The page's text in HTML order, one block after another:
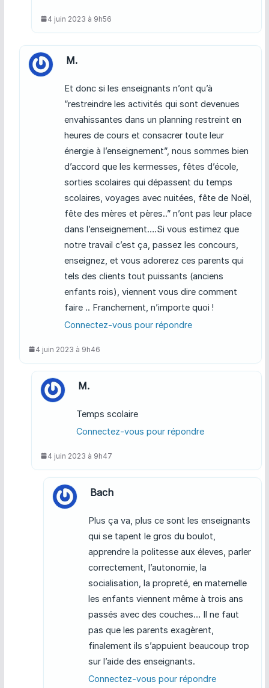
4 juin 2023 à 9h56
M.
Et donc si les enseignants n’ont qu’à
”restreindre les activités qui sont devenues
envahissantes dans un planning restreint en
heures de cours et consacrer toute leur
énergie à l’enseignement”, nous sommes bien
d’accord que les kermesses, fêtes d’école,
sorties scolaires qui dépassent du temps
scolaires, voyages avec nuitées, fête de Noël,
fête des mères et pères..” n’ont pas leur place
dans l’enseignement….Si vous estimez que
notre travail c’est ça, passez les concours,
enseignez, et vous adorerez ces parents qui
tels des clients tout puissants (anciens
enfants rois), viennent vous dire comment
faire .. Franchement, n’importe quoi !
Connectez-vous pour répondre
4 juin 2023 à 9h46
M.
Temps scolaire
Connectez-vous pour répondre
4 juin 2023 à 9h47
Bach
Plus ça va, plus ce sont les enseignants
qui se tapent le gros du boulot,
apprendre la politesse aux éleves, parler
correctement, l’autonomie, la
socialisation, la propreté, en maternelle
les enfants viennent même à trois ans
passés avec des couches… Il ne faut
pas que les parents exagèrent,
finalement ils s’appuient beaucoup trop
sur l’aide des enseignants.
Connectez-vous pour répondre